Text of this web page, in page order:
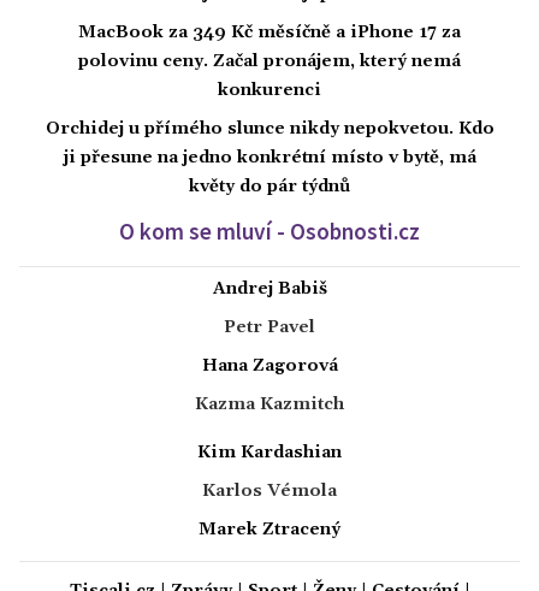
MacBook za 349 Kč měsíčně a iPhone 17 za
polovinu ceny. Začal pronájem, který nemá
konkurenci
Orchidej u přímého slunce nikdy nepokvetou. Kdo
ji přesune na jedno konkrétní místo v bytě, má
květy do pár týdnů
O kom se mluví - Osobnosti.cz
Andrej Babiš
Petr Pavel
Hana Zagorová
Kazma Kazmitch
Kim Kardashian
Karlos Vémola
Marek Ztracený